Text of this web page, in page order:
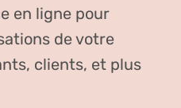
en ligne pour
de votre
clients, et plus